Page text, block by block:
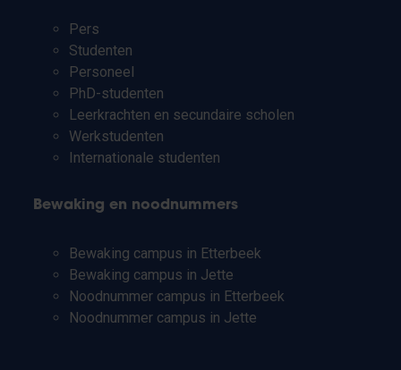
Pers
Studenten
Personeel
PhD-studenten
Leerkrachten en secundaire scholen
Werkstudenten
Internationale studenten
Bewaking en noodnummers
Bewaking campus in Etterbeek
Bewaking campus in Jette
Noodnummer campus in Etterbeek
Noodnummer campus in Jette